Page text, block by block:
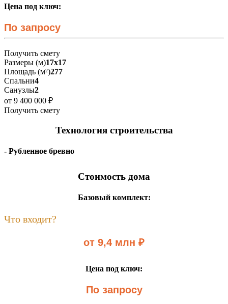
Цена под ключ:
По запросу
Получить смету
Размеры (м)17х17
Площадь (м²)277
Спальни4
Санузлы2
от 9 400 000 ₽
Получить смету
Технология строительства
- Рубленное бревно
Стоимость дома
Базовый комплект:
Что входит?
от 9,4 млн ₽
Цена под ключ:
По запросу